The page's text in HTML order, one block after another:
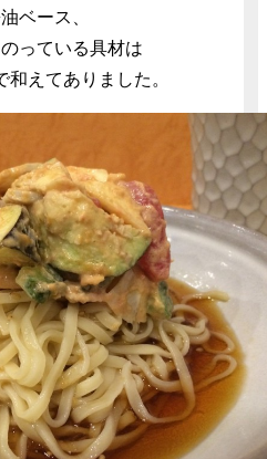
ベース、
のっている具材は
和えてありました。